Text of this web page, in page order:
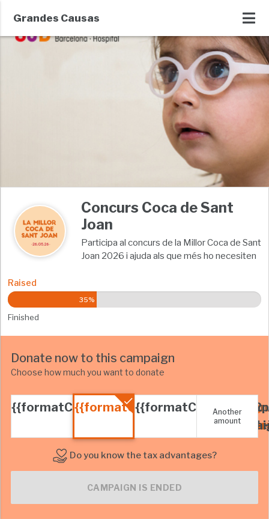
Grandes Causas
Concurs Coca de Sant
Joan
Participa al concurs de la Millor Coca de Sant
Joan 2026 i ajuda als que més ho necesiten
Raised
35%
Finished
Donate now to this campaign
Choose how much you want to donate
Another
amount
Do you know the tax advantages?
CAMPAIGN IS ENDED